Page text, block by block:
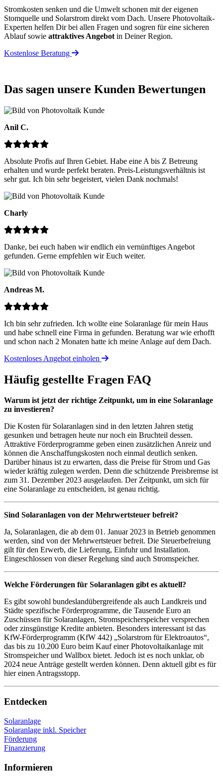
Stromkosten senken und die Umwelt schonen mit der eigenen
Stomquelle und Solarstrom direkt vom Dach. Unsere Photovoltaik-
Experten helfen Dir bei allen Fragen und sogren für eine sicheren
Ablauf sowie attraktives Angebot in Deiner Region.
Kostenlose Beratung
Das sagen unsere Kunden Bewertungen
Anil C.
Absolute Profis auf Ihren Gebiet. Habe eine A bis Z Betreung
erhalten und wurde perfekt beraten. Preis-Leistungsverhältnis ist
sehr gut. Ich bin sehr begeistert, vielen Dank nochmals!
Charly
Danke, bei euch haben wir endlich ein vernünftiges Angebot
gefunden. Gerne empfehlen wir Euch weiter.
Andreas M.
Ich bin sehr zufrieden. Ich wollte eine Solaranlage für mein Haus
und habe schnell eine Firma in gefunden. Beratung war wie erhofft
und schon nach 2 Monaten hatte ich meine Anlage auf dem Dach.
Kostenloses Angebot einholen
Häufig gestellte Fragen FAQ
Warum ist jetzt der richtige Zeitpunkt, um in eine Solaranlage
zu investieren?
Die Kosten für Solaranlagen sind in den letzten Jahren stetig
gesunken und betragen heute nur noch ein Bruchteil dessen.
Attraktive Förderprogramme geben einen zusätzlichen Anreiz und
können die Anschaffungskosten noch einmal deutlich senken.
Darüber hinaus ist zu erwarten, dass die Preise für Strom und Gas
wieder kräftig zulegen werden. Denn die schützende Preisbremse ist
zum 31. Dezember 2023 ausgelaufen. Der Zeitpunkt, um sich für
eine Solaranlage zu entscheiden, ist genau richtig.
Sind Solaranlagen von der Mehrwertsteuer befreit?
Ja, Solaranlagen, die ab dem 01. Januar 2023 in Betrieb genommen
werden, sind von der Mehrwertsteuer befreit. Die Steuerbefreiung
gilt für den Erwerb, die Lieferung, Einfuhr und Installation.
Eingeschlossen von dieser Regelung sind auch Stromspeicher.
Welche Förderungen für Solaranlagen gibt es aktuell?
Es gibt sowohl bundeslandübergreifende als auch Landkreis und
Städte spezifische Förderprogramme, die Tausende Euro an
Zuschüssen für Solaranlagen, Stromspeicherspeicher versprechen
oder zinsgünstige Kredite anbieten. Besonders interessant ist das
KfW-Förderprogramm (KfW 442) „Solarstrom für Elektroautos“,
das bis zu 10.200 Euro beim Kauf einer Photovoltaikanlage mit
Stromspeicher und Wallbox bietet. Jedoch ist es noch unklar, ob
2024 neue Anträge gestellt werden können. Denn aktuell gibt es für
hier einen Antragsstopp.
Entdecken
Solaranlage
Solaranlage inkl. Speicher
Förderung
Finanzierung
Informieren